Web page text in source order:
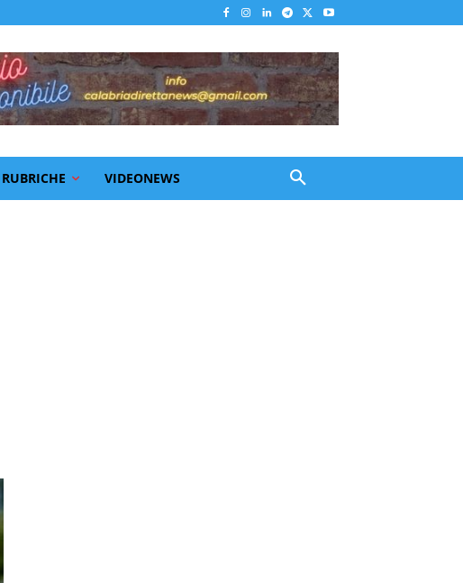
RUBRICHE VIDEONEWS